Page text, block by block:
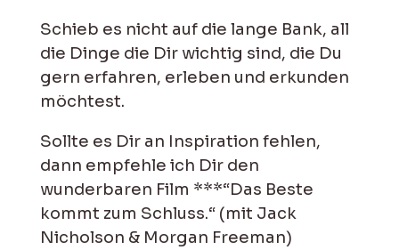
Schieb es nicht auf die lange Bank, all
die Dinge die Dir wichtig sind, die Du
gern erfahren, erleben und erkunden
möchtest.
Sollte es Dir an Inspiration fehlen,
dann empfehle ich Dir den
wunderbaren Film ***“Das Beste
kommt zum Schluss.“ (mit Jack
Nicholson & Morgan Freeman)